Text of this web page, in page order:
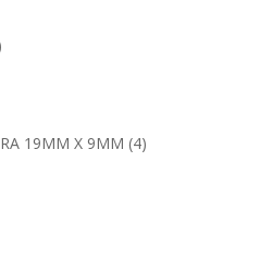
19MM X 9MM (4)